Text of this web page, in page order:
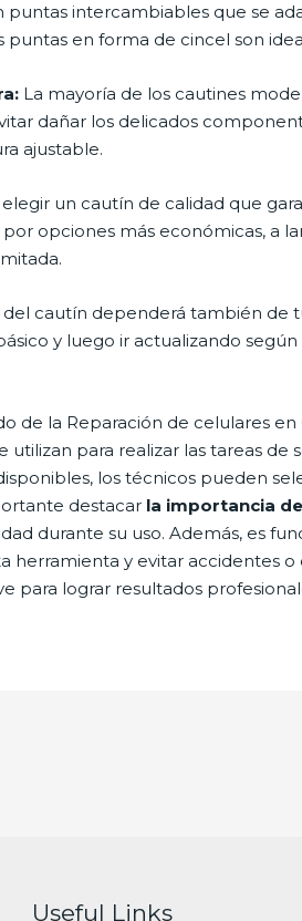
intercambiables que se
puntas en forma de cincel son
La mayoría de los cautines
dañar los delicados
ajustable.
un cautín de calidad que
opciones más económicas, a
cautín dependerá también de
y luego ir actualizando
de la Reparación de celulares
utilizan para realizar las tareas de
los técnicos pueden
destacar la importancia
durante su uso. Además, es
herramienta y evitar accidentes
para lograr resultados
Useful Links